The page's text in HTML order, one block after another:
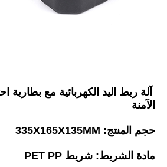
الآمنة
حجم المنتج: 335X165X135MM
مادة الشريط: شريط PET PP